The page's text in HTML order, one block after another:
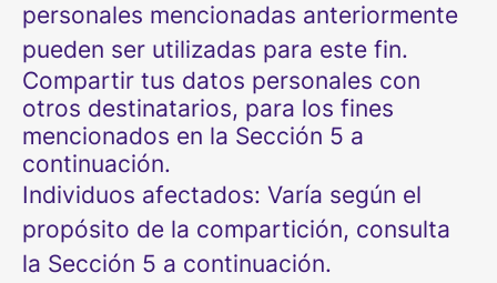
personales mencionadas anteriormente
pueden ser utilizadas para este fin.
Compartir tus datos personales con
otros destinatarios, para los fines
mencionados en la Sección 5 a
continuación.
Individuos afectados: Varía según el
propósito de la compartición, consulta
la Sección 5 a continuación.